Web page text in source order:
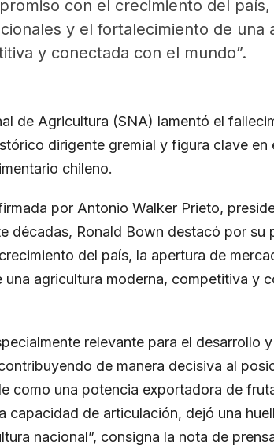
con el crecimiento del
y el fortalecimiento de una
y conectada con el mundo”.
de Agricultura (SNA) lamentó el
dirigente gremial y figura clave
chileno.
por Antonio Walker Prieto,
décadas, Ronald Bown destacó por su
del país, la apertura de
una agricultura moderna, competitiva y
relevante para el desarrollo
de manera decisiva al
como una potencia exportadora de
capacidad de articulación, dejó una
nacional”, consigna la nota de